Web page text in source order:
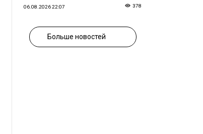
06.08.2026 22:07 378
Больше новостей